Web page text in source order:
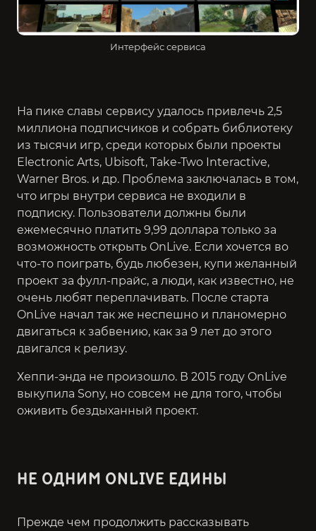
Интерфейс сервиса
На пике славы сервису удалось привлечь 2,5
миллиона подписчиков и собрать библиотеку
из тысячи игр, среди которых были проекты
Electronic Arts, Ubisoft, Take-Two Interactive,
Warner Bros. и др. Проблема заключалась в том,
что игры внутри сервиса не входили в
подписку. Пользователи должны были
ежемесячно платить 9,99 доллара только за
возможность открыть OnLive. Если хочется во
что-то поиграть, будь любезен, купи желанный
проект за фулл-прайс, а люди, как известно, не
очень любят переплачивать. После старта
OnLive начал так же неспешно и планомерно
двигаться к забвению, как за 9 лет до этого
двигался к релизу.
Хеппи-энда не произошло. В 2015 году OnLive
выкупила Sony, но совсем не для того, чтобы
оживить бездыханный проект.
НЕ ОДНИМ ONLIVE ЕДИНЫ
Прежде чем продолжить рассказывать